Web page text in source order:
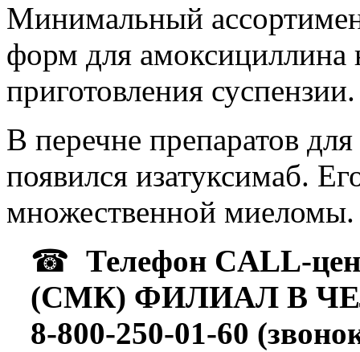
Минимальный
форм для амоксициллина
приготовления суспензии.
В перечне препаратов
появился изатуксимаб.
множественной миеломы.
☎ Телефон CALL-
(СМК) ФИЛИАЛ В
8-800-250-01-60